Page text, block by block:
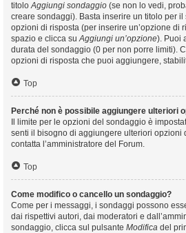
titoloAggiungi sondaggio (se non lo vedi,
creare sondaggi). Basta inserire un titolo per
opzioni di risposta (per inserire un’opzione di
spazio e clicca suAggiungi un’opzione). Puoi
durata del sondaggio (0 per non porre limiti).
opzioni di risposta che puoi aggiungere,
Top
Perché non è possibile aggiungere ulteriori
Il limite per le opzioni del sondaggio è
senti il bisogno di aggiungere ulteriori opzioni
contatta l’amministratore del Forum.
Top
Come modifico o cancello un sondaggio?
Come per i messaggi, i sondaggi possono
dai rispettivi autori, dai moderatori e
sondaggio, clicca sul pulsante Modifica del